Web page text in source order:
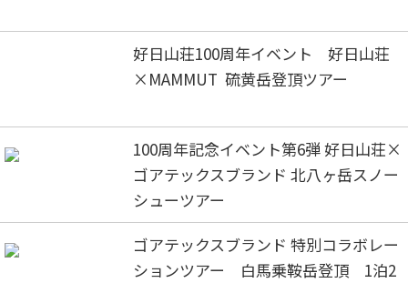
好日山荘100周年イベント 好日山荘
×MAMMUT 硫黄岳登頂ツアー
100周年記念イベント第6弾 好日山荘×
ゴアテックスブランド 北八ヶ岳スノー
シューツアー
ゴアテックスブランド 特別コラボレー
ションツアー 白馬乗鞍岳登頂 1泊2